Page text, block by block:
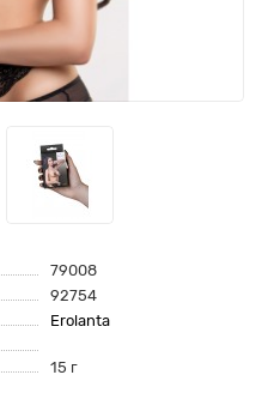
79008
92754
Erolanta
15 г